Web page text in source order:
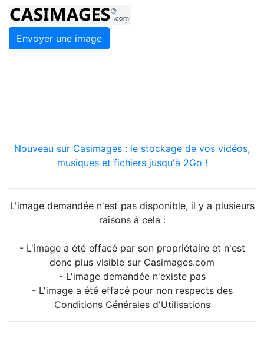
Envoyer une image
Nouveau sur Casimages : le stockage de vos vidéos,
musiques et fichiers jusqu'à 2Go !
L'image demandée n'est pas disponible, il y a plusieurs
raisons à cela :
- L'image a été effacé par son propriétaire et n'est
donc plus visible sur Casimages.com
- L'image demandée n'existe pas
- L'image a été effacé pour non respects des
Conditions Générales d'Utilisations